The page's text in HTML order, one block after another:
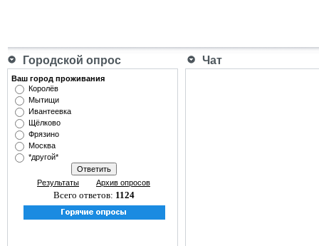
Городской опрос Чат
Ваш город проживания
Королёв
Мытищи
Ивантеевка
Щёлково
Фрязино
Москва
*другой*
Результаты Архив опросов
Всего ответов: 1124